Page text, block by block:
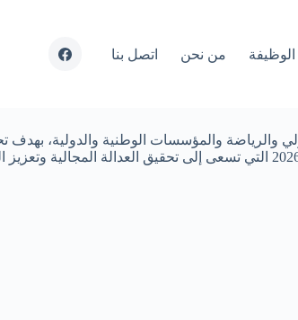
من نحن اتصل بنا
والرياضة والمؤسسات الوطنية والدولية،
التعليم وضمان توفير بيئة تربوية ملائمة لتنشئة الأجيال القادمة. يأتي هذا التوجه في إطار استراتيجية الوزارة 2022-2026 التي تسعى إلى تحقيق العدالة